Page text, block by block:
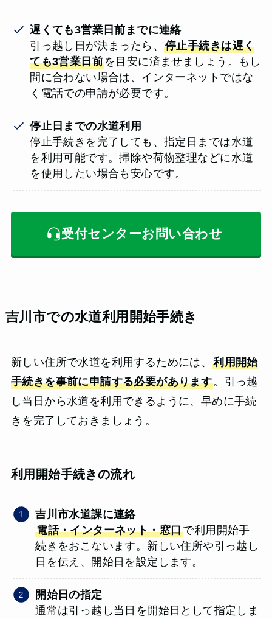
遅くても3営業日前までに連絡
引っ越し日が決まったら、停止手続きは遅く
ても3営業日前を目安に済ませましょう。もし
間に合わない場合は、インターネットではな
く電話での申請が必要です。
停止日までの水道利用
停止手続きを完了しても、指定日までは水道
を利用可能です。掃除や荷物整理などに水道
を使用したい場合も安心です。
受付センターお問い合わせ
吉川市での水道利用開始手続き
新しい住所で水道を利用するためには、利用開始
手続きを事前に申請する必要があります。引っ越
し当日から水道を利用できるように、早めに手続
きを完了しておきましょう。
利用開始手続きの流れ
吉川市水道課に連絡
電話・インターネット・窓口で利用開始手
続きをおこないます。新しい住所や引っ越し
日を伝え、開始日を設定します。
開始日の指定
通常は引っ越し当日を開始日として指定しま